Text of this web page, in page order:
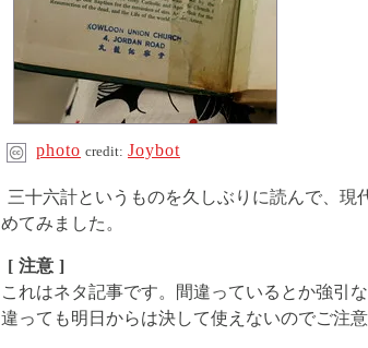
photo credit: Joybot
三十六計というものを久しぶりに読んで、現
めてみました。
[ 注意 ]
これはネタ記事です。間違っているとか強引
違っても明日からは決して使えないのでご注意